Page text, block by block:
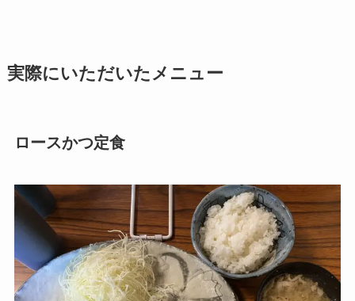
実際にいただいたメニュー
ロースかつ定食